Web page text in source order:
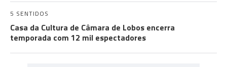
5 SENTIDOS
Casa da Cultura de Câmara de Lobos encerra
temporada com 12 mil espectadores